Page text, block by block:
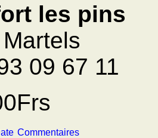
les pins
09 67 11
Commentaires